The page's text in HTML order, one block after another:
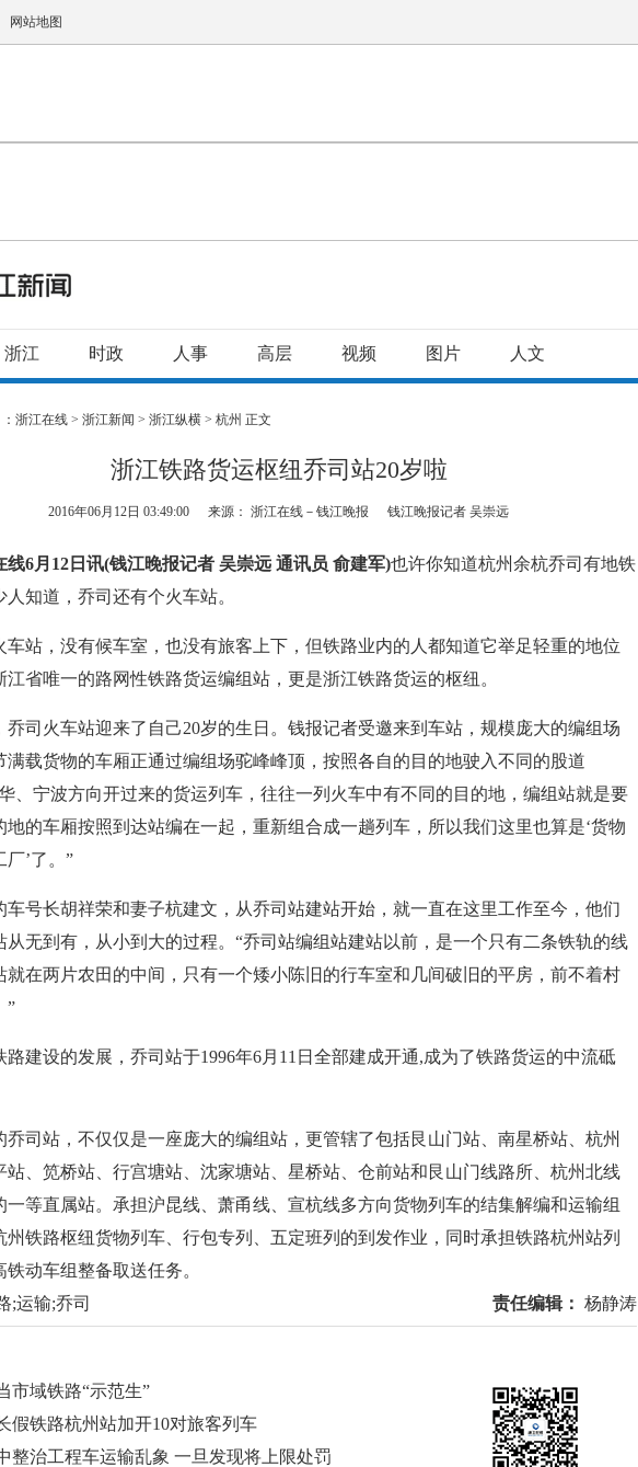
网站地图
浙江 时政 人事 高层 视频 图片 人文
浙江在线 > 浙江新闻 > 浙江纵横 > 杭州 正文
浙江铁路货运枢纽乔司站20岁啦
2016年06月12日 03:49:00 来源： 浙江在线－钱江晚报 钱江晚报记者 吴崇远
月12日讯(钱江晚报记者 吴崇远 通讯员 俞建军)也许你知道杭州余杭乔司有地铁
人知道，乔司还有个火车站。
，没有候车室，也没有旅客上下，但铁路业内的人都知道它举足轻重的地位
省唯一的路网性铁路货运编组站，更是浙江铁路货运的枢纽。
火车站迎来了自己20岁的生日。钱报记者受邀来到车站，规模庞大的编组场
满载货物的车厢正通过编组场驼峰峰顶，按照各自的目的地驶入不同的股道
、宁波方向开过来的货运列车，往往一列火车中有不同的目的地，编组站就是要
地的车厢按照到达站编在一起，重新组合成一趟列车，所以我们这里也算是‘货物
’了。”
长胡祥荣和妻子杭建文，从乔司站建站开始，就一直在这里工作至今，他们
从无到有，从小到大的过程。“乔司站编组站建站以前，是一个只有二条铁轨的线
就在两片农田的中间，只有一个矮小陈旧的行车室和几间破旧的平房，前不着村
”
设的发展，乔司站于1996年6月11日全部建成开通,成为了铁路货运的中流砥
站，不仅仅是一座庞大的编组站，更管辖了包括艮山门站、南星桥站、杭州
站、笕桥站、行宫塘站、沈家塘站、星桥站、仓前站和艮山门线路所、杭州北线
一等直属站。承担沪昆线、萧甬线、宣杭线多方向货物列车的结集解编和运输组
州铁路枢纽货物列车、行包专列、五定班列的到发作业，同时承担铁路杭州站列
铁动车组整备取送任务。
;运输;乔司 责任编辑： 杨静涛
市域铁路“示范生”
假铁路杭州站加开10对旅客列车
整治工程车运输乱象 一旦发现将上限处罚